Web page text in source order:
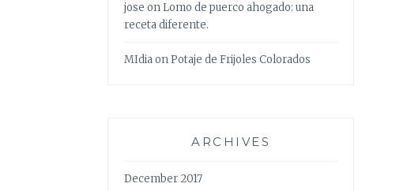
jose onLomo de puerco ahogado: una
receta diferente.
MIdiaonPotaje de Frijoles Colorados
ARCHIVES
December 2017